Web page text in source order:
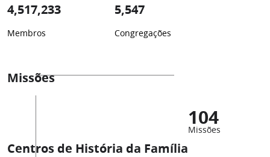
4,517,233
Membros
5,547
Congregações
Missões
104
Missões
Centros de História da Família